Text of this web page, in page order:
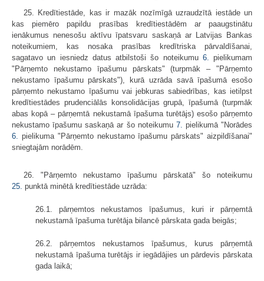
25. Kredītiestāde, kas ir mazāk nozīmīgā uzraudzītā iestāde un
kas piemēro papildu prasības kredītiestādēm ar paaugstinātu
ienākumus nenesošu aktīvu īpatsvaru saskaņā ar Latvijas Bankas
noteikumiem, kas nosaka prasības kredītriska pārvaldīšanai,
sagatavo un iesniedz datus atbilstoši šo noteikumu 6.
pielikumam
"Pārņemto nekustamo īpašumu pārskats" (turpmāk – "Pārņemto
nekustamo īpašumu pārskats"), kurā uzrāda savā īpašumā esošo
pārņemto nekustamo īpašumu vai jebkuras sabiedrības, kas ietilpst
kredītiestādes prudenciālās konsolidācijas grupā, īpašumā (turpmāk
abas kopā – pārņemtā nekustamā īpašuma turētājs) esošo pārņemto
nekustamo īpašumu saskaņā ar šo noteikumu 7. pielikumā "Norādes
6.
pielikuma "Pārņemto nekustamo īpašumu pārskats" aizpildīšanai"
sniegtajām norādēm.
26. "Pārņemto nekustamo īpašumu pārskatā" šo noteikumu
25. punktā minētā kredītiestāde uzrāda:
26.1. pārņemtos nekustamos īpašumus, kuri ir pārņemtā
nekustamā īpašuma turētāja bilancē pārskata gada beigās;
26.2. pārņemtos nekustamos īpašumus, kurus pārņemtā
nekustamā īpašuma turētājs ir iegādājies un pārdevis pārskata
gada laikā;